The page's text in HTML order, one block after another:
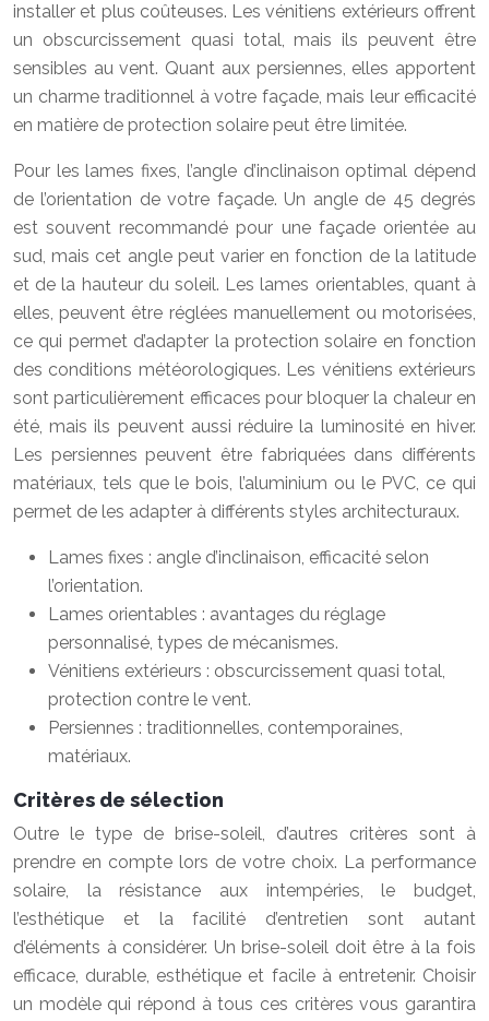
installer et plus coûteuses. Les vénitiens extérieurs offrent
un obscurcissement quasi total, mais ils peuvent être
sensibles au vent. Quant aux persiennes, elles apportent
un charme traditionnel à votre façade, mais leur efficacité
en matière de protection solaire peut être limitée.
Pour les lames fixes, l’angle d’inclinaison optimal dépend
de l’orientation de votre façade. Un angle de 45 degrés
est souvent recommandé pour une façade orientée au
sud, mais cet angle peut varier en fonction de la latitude
et de la hauteur du soleil. Les lames orientables, quant à
elles, peuvent être réglées manuellement ou motorisées,
ce qui permet d’adapter la protection solaire en fonction
des conditions météorologiques. Les vénitiens extérieurs
sont particulièrement efficaces pour bloquer la chaleur en
été, mais ils peuvent aussi réduire la luminosité en hiver.
Les persiennes peuvent être fabriquées dans différents
matériaux, tels que le bois, l’aluminium ou le PVC, ce qui
permet de les adapter à différents styles architecturaux.
Lames fixes : angle d’inclinaison, efficacité selon
l’orientation.
Lames orientables : avantages du réglage
personnalisé, types de mécanismes.
Vénitiens extérieurs : obscurcissement quasi total,
protection contre le vent.
Persiennes : traditionnelles, contemporaines,
matériaux.
Critères de sélection
Outre le type de brise-soleil, d’autres critères sont à
prendre en compte lors de votre choix. La performance
solaire, la résistance aux intempéries, le budget,
l’esthétique et la facilité d’entretien sont autant
d’éléments à considérer. Un brise-soleil doit être à la fois
efficace, durable, esthétique et facile à entretenir. Choisir
un modèle qui répond à tous ces critères vous garantira